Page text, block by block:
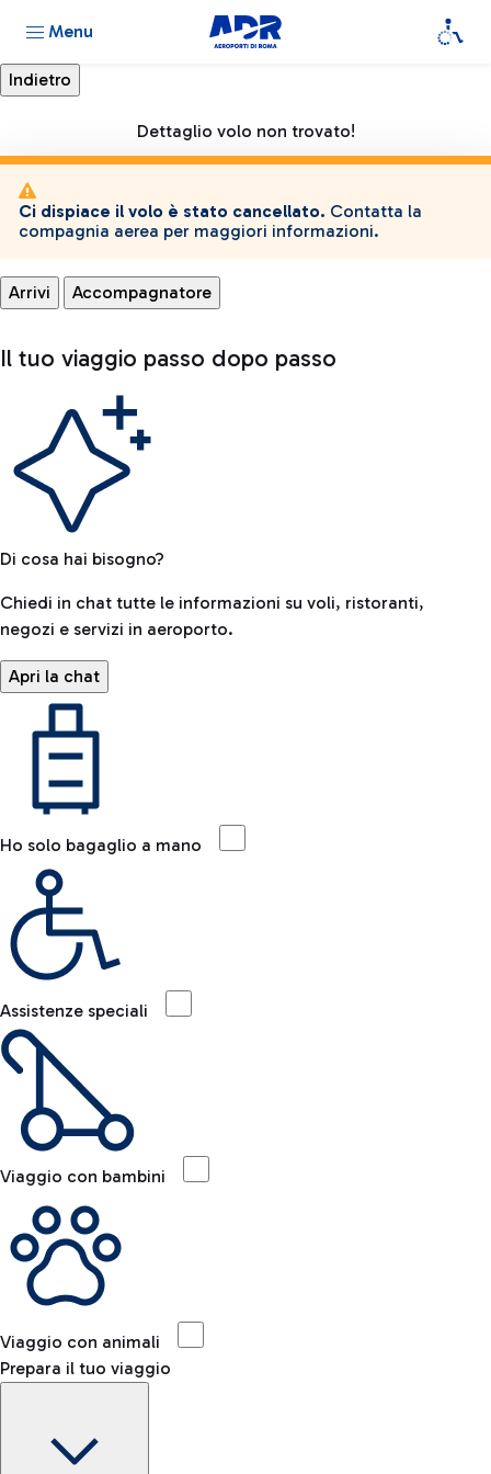
Menu
Dettaglio volo non trovato!
Ci dispiace il volo è stato cancellato. Contatta la
compagnia aerea per maggiori informazioni.
Arrivi Accompagnatore
Il tuo viaggio passo dopo passo
Di cosa hai bisogno?
Chiedi in chat tutte le informazioni su voli, ristoranti,
negozi e servizi in aeroporto.
Apri la chat
Ho solo bagaglio a mano
Assistenze speciali
Viaggio con bambini
Viaggio con animali
Prepara il tuo viaggio